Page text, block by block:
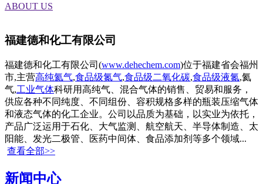
ABOUT US
福建德和化工有限公司
福建德和化工有限公司(www.dehechem.com)位于福建省会福州
市,主营高纯氦气,食品级氮气,食品级二氧化碳,食品级液氮,氦
气,工业气体科研用高纯气、混合气体的销售、贸易和服务，
供应各种不同纯度、不同组份、容积规格多样的瓶装压缩气体
和液态气体的化工企业。公司以品质为基础，以实业为依托，
产品广泛运用于石化、大气监测、航空航天、半导体制造、太
阳能、发光二极管、医药中间体、食品添加剂等多个领域...
查看全部>>
新闻中心